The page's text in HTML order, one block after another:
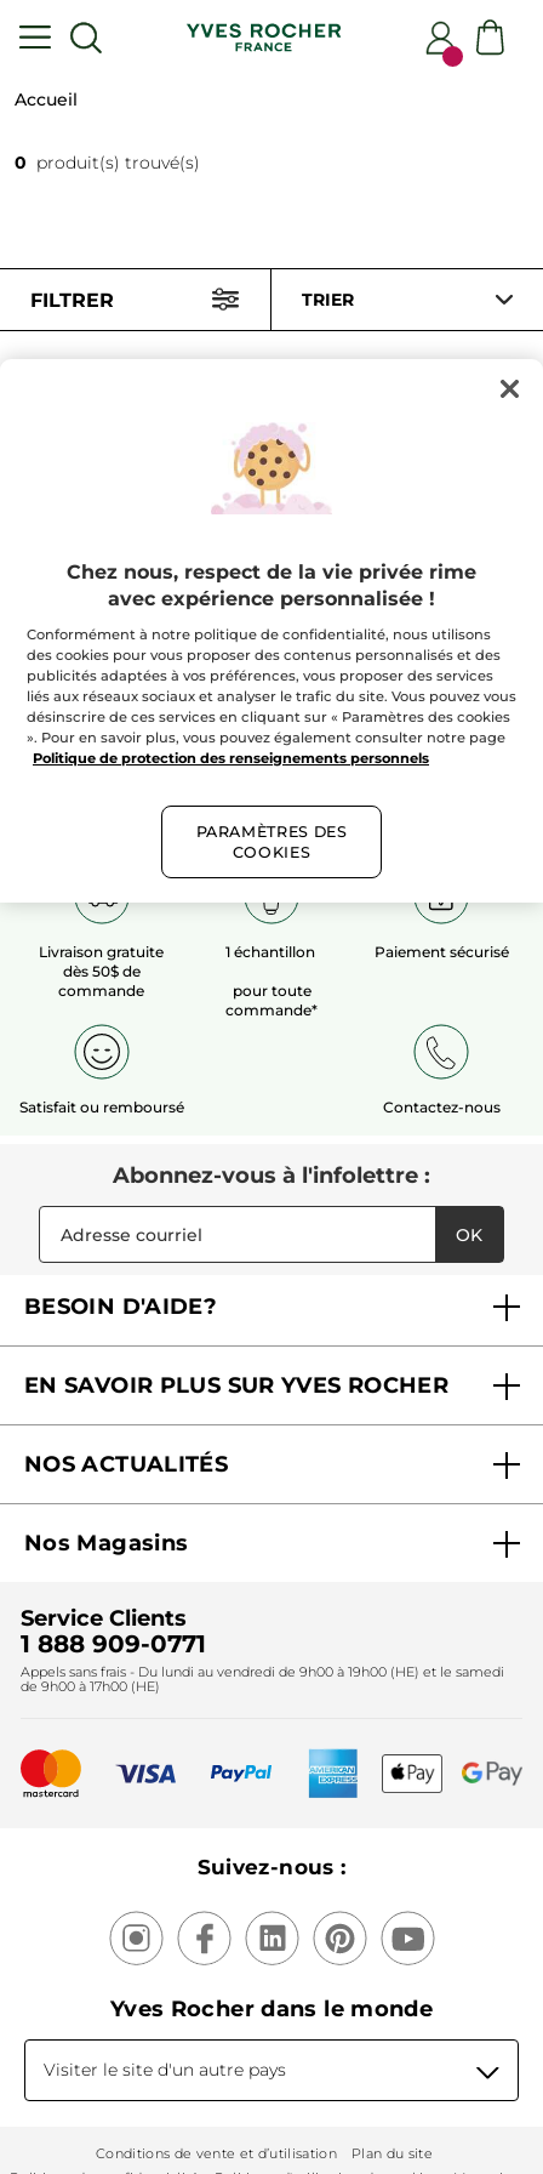
Accueil
0 produit(s) trouvé(s)
FILTRER TRIER
100%extraits
végétaux
60 hectaresde
champs biologiques
Voir plus​
Livraison gratuite
dès 50$ de
commande
1 échantillon
pour toute
commande*
Paiement sécurisé
Satisfait ou remboursé Contactez-nous
Abonnez-vous à l'infolettre :
OK
BESOIN D'AIDE?
Contactez-nous
Offre Courrier / Magazine
Accessibilité
Cadeaux corporatifs
EN SAVOIR PLUS SUR YVES ROCHER
Pourquoi nous faire confiance ?
Fondation Yves Rocher
2024
Lutte contre le travail forcé et le travail des enfants
2025
NOS ACTUALITÉS
Black Friday
Noël
Fête des mères
Nouveautés
Recyclage
Nos Magasins
Instituts
Service Clients
1 888 909-0771
Appels sans frais - Du lundi au vendredi de 9h00 à 19h00 (HE) et le samedi
de 9h00 à 17h00 (HE)
Suivez-nous :
Yves Rocher dans le monde
Visiter le site d'un autre pays
Conditions de vente et d’utilisation
Plan du site
Chez nous, respect de la vie privée rime
avec expérience personnalisée !
Conformément à notre politique de confidentialité, nous utilisons
des cookies pour vous proposer des contenus personnalisés et des
publicités adaptées à vos préférences, vous proposer des services
liés aux réseaux sociaux et analyser le trafic du site. Vous pouvez vous
désinscrire de ces services en cliquant sur « Paramètres des cookies
». Pour en savoir plus, vous pouvez également consulter notre page
Politique de protection des renseignements personnels
PARAMÈTRES DES
COOKIES